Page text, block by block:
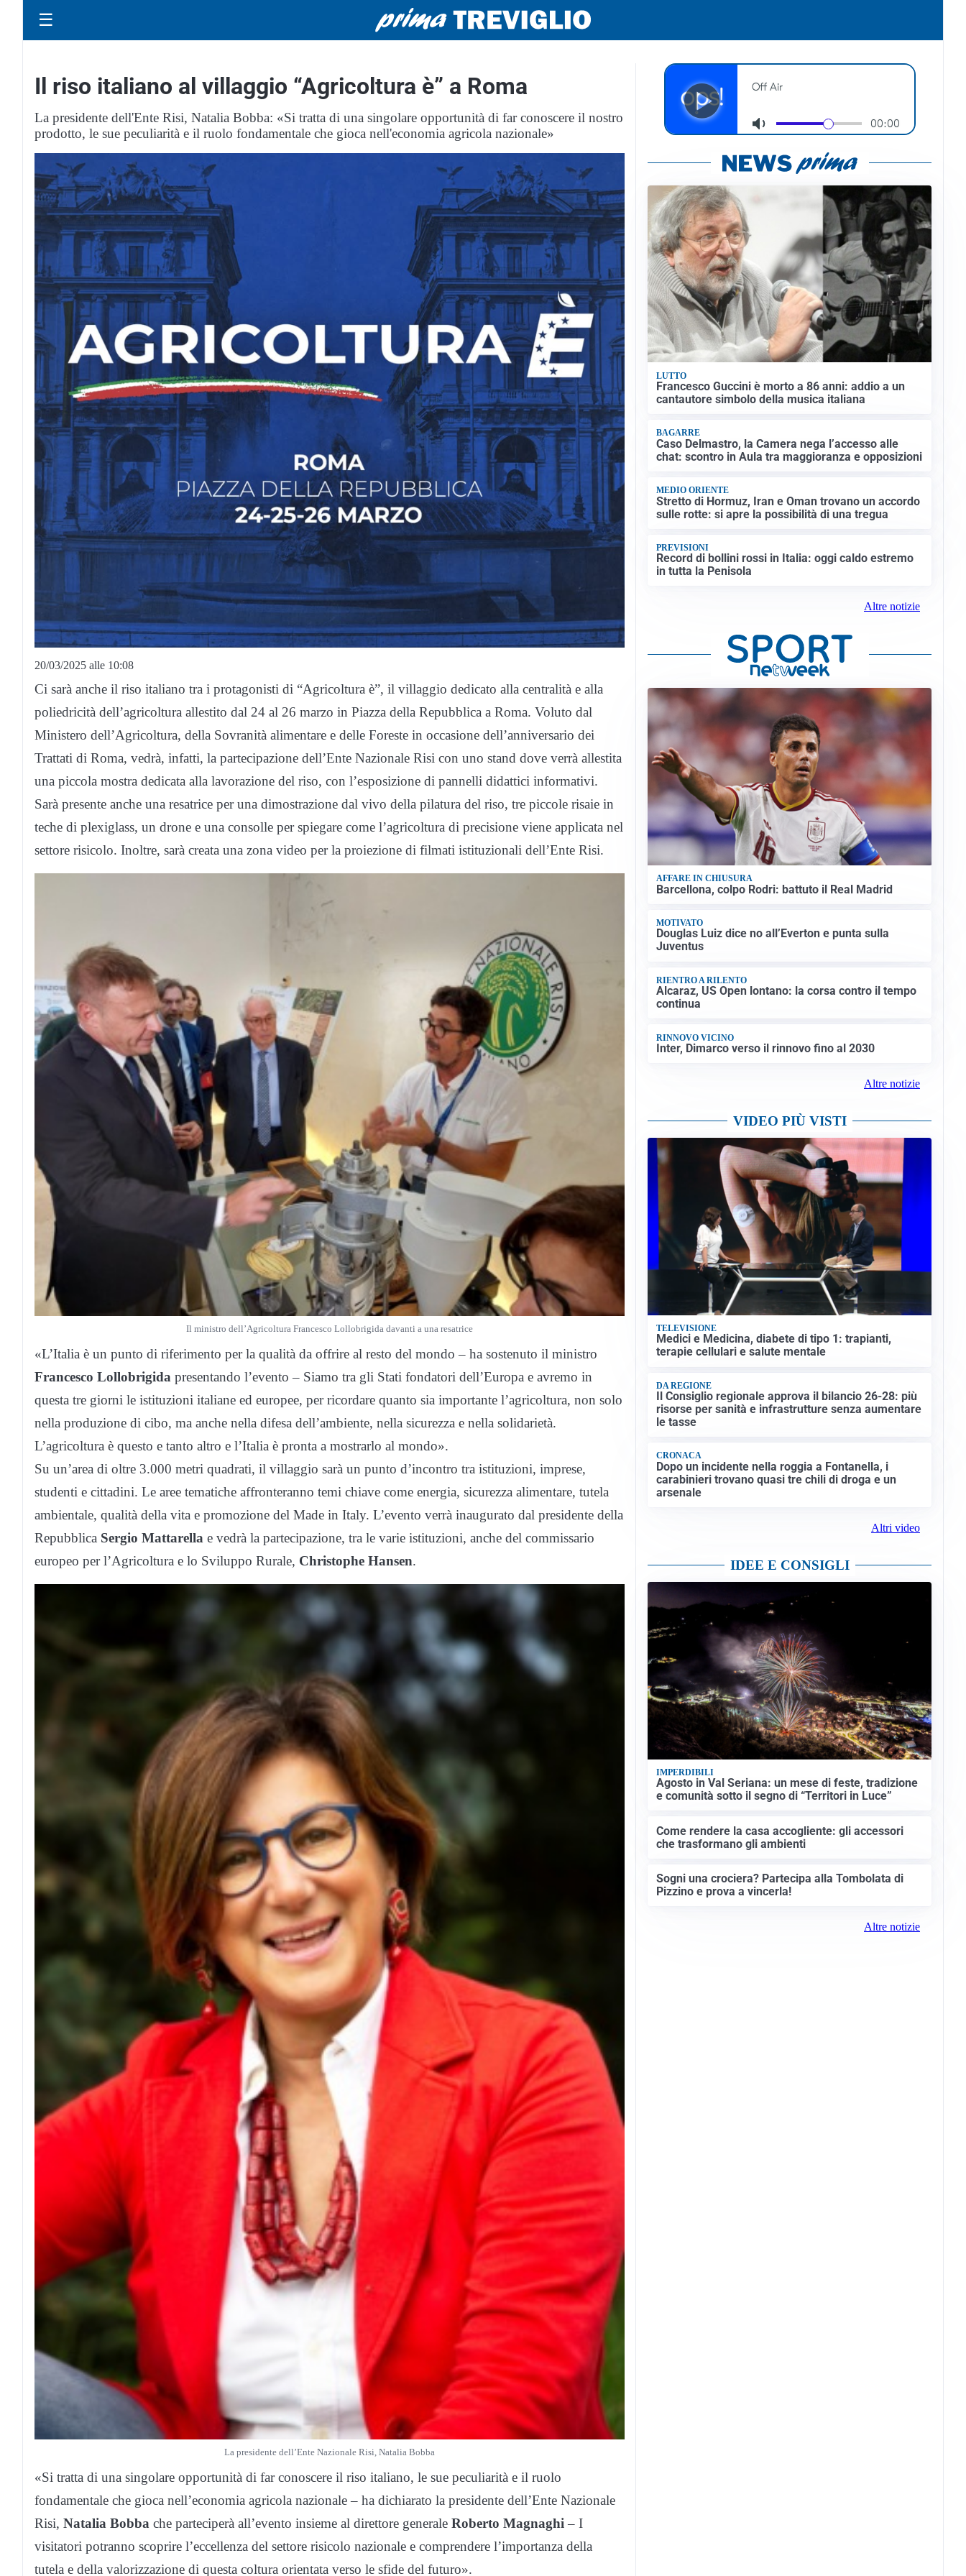
☰
Il riso italiano al villaggio “Agricoltura è” a Roma
La presidente dell'Ente Risi, Natalia Bobba: «Si tratta di una singolare opportunità di far conoscere il nostro
prodotto, le sue peculiarità e il ruolo fondamentale che gioca nell'economia agricola nazionale»
20/03/2025 alle 10:08
Ci sarà anche il riso italiano tra i protagonisti di “Agricoltura è”, il villaggio dedicato alla centralità e alla
poliedricità dell’agricoltura allestito dal 24 al 26 marzo in Piazza della Repubblica a Roma. Voluto dal
Ministero dell’Agricoltura, della Sovranità alimentare e delle Foreste in occasione dell’anniversario dei
Trattati di Roma, vedrà, infatti, la partecipazione dell’Ente Nazionale Risi con uno stand dove verrà allestita
una piccola mostra dedicata alla lavorazione del riso, con l’esposizione di pannelli didattici informativi.
Sarà presente anche una resatrice per una dimostrazione dal vivo della pilatura del riso, tre piccole risaie in
teche di plexiglass, un drone e una consolle per spiegare come l’agricoltura di precisione viene applicata nel
settore risicolo. Inoltre, sarà creata una zona video per la proiezione di filmati istituzionali dell’Ente Risi.
Il ministro dell’Agricoltura Francesco Lollobrigida davanti a una resatrice
«L’Italia è un punto di riferimento per la qualità da offrire al resto del mondo – ha sostenuto il ministro
Francesco Lollobrigida presentando l’evento – Siamo tra gli Stati fondatori dell’Europa e avremo in
questa tre giorni le istituzioni italiane ed europee, per ricordare quanto sia importante l’agricoltura, non solo
nella produzione di cibo, ma anche nella difesa dell’ambiente, nella sicurezza e nella solidarietà.
L’agricoltura è questo e tanto altro e l’Italia è pronta a mostrarlo al mondo».
Su un’area di oltre 3.000 metri quadrati, il villaggio sarà un punto d’incontro tra istituzioni, imprese,
studenti e cittadini. Le aree tematiche affronteranno temi chiave come energia, sicurezza alimentare, tutela
ambientale, qualità della vita e promozione del Made in Italy. L’evento verrà inaugurato dal presidente della
Repubblica Sergio Mattarella e vedrà la partecipazione, tra le varie istituzioni, anche del commissario
europeo per l’Agricoltura e lo Sviluppo Rurale, Christophe Hansen.
La presidente dell’Ente Nazionale Risi, Natalia Bobba
«Si tratta di una singolare opportunità di far conoscere il riso italiano, le sue peculiarità e il ruolo
fondamentale che gioca nell’economia agricola nazionale – ha dichiarato la presidente dell’Ente Nazionale
Risi, Natalia Bobba che parteciperà all’evento insieme al direttore generale Roberto Magnaghi – I
visitatori potranno scoprire l’eccellenza del settore risicolo nazionale e comprendere l’importanza della
tutela e della valorizzazione di questa coltura orientata verso le sfide del futuro».
LUTTO
Francesco Guccini è morto a 86 anni: addio a un
cantautore simbolo della musica italiana
BAGARRE
Caso Delmastro, la Camera nega l’accesso alle
chat: scontro in Aula tra maggioranza e opposizioni
MEDIO ORIENTE
Stretto di Hormuz, Iran e Oman trovano un accordo
sulle rotte: si apre la possibilità di una tregua
PREVISIONI
Record di bollini rossi in Italia: oggi caldo estremo
in tutta la Penisola
Altre notizie
AFFARE IN CHIUSURA
Barcellona, colpo Rodri: battuto il Real Madrid
MOTIVATO
Douglas Luiz dice no all’Everton e punta sulla
Juventus
RIENTRO A RILENTO
Alcaraz, US Open lontano: la corsa contro il tempo
continua
RINNOVO VICINO
Inter, Dimarco verso il rinnovo fino al 2030
Altre notizie
VIDEO PIÙ VISTI
TELEVISIONE
Medici e Medicina, diabete di tipo 1: trapianti,
terapie cellulari e salute mentale
DA REGIONE
Il Consiglio regionale approva il bilancio 26-28: più
risorse per sanità e infrastrutture senza aumentare
le tasse
CRONACA
Dopo un incidente nella roggia a Fontanella, i
carabinieri trovano quasi tre chili di droga e un
arsenale
Altri video
IDEE E CONSIGLI
IMPERDIBILI
Agosto in Val Seriana: un mese di feste, tradizione
e comunità sotto il segno di “Territori in Luce”
Come rendere la casa accogliente: gli accessori
che trasformano gli ambienti
Sogni una crociera? Partecipa alla Tombolata di
Pizzino e prova a vincerla!
Altre notizie